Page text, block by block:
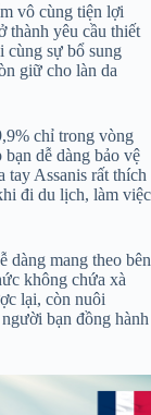
vô cùng tiện lợi
thành yêu cầu thiết
cùng sự bổ sung
giữ cho làn da
chỉ trong vòng
dễ dàng bảo vệ
tay Assanis rất thích
đi du lịch, làm việc
dàng mang theo bên
không chứa xà
lại, còn nuôi
bạn đồng hành